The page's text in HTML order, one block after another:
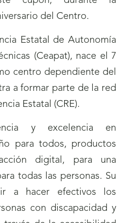
del Centro.
Estatal de Autonomía
(Ceapat), nace el 7
centro dependiente del
a formar parte de la red
Estatal (CRE).
y excelencia en
para todos, productos
digital, para una
todas las personas. Su
a hacer efectivos los
con discapacidad y